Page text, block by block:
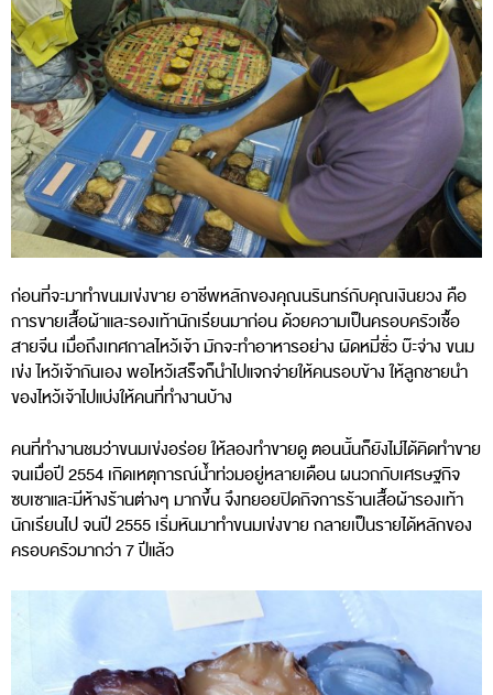
ก่อนที่จะมาทำขนมเข่งขาย อาชีพหลักของคุณนรินทร์กับคุณเงินยวง คือ
การขายเสื้อผ้าและรองเท้านักเรียนมาก่อน ด้วยความเป็นครอบครัวเชื้อ
สายจีน เมื่อถึงเทศกาลไหว้เจ้า มักจะทำอาหารอย่าง ผัดหมี่ซั่ว บ๊ะจ่าง ขนม
เข่ง ไหว้เจ้ากันเอง พอไหว้เสร็จก็นำไปแจกจ่ายให้คนรอบข้าง ให้ลูกชายนำ
ของไหว้เจ้าไปแบ่งให้คนที่ทำงานบ้าง
คนที่ทำงานชมว่าขนมเข่งอร่อย ให้ลองทำขายดู ตอนนั้นก็ยังไม่ได้คิดทำขาย
จนเมื่อปี 2554 เกิดเหตุการณ์น้ำท่วมอยู่หลายเดือน ผนวกกับเศรษฐกิจ
ซบเซาและมีห้างร้านต่างๆ มากขึ้น จึงทยอยปิดกิจการร้านเสื้อผ้ารองเท้า
นักเรียนไป จนปี 2555 เริ่มหันมาทำขนมเข่งขาย กลายเป็นรายได้หลักของ
ครอบครัวมากว่า 7 ปีแล้ว